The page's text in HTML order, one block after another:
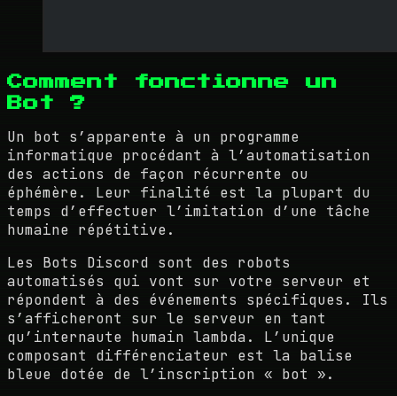
Comment fonctionne un
Bot ?
Un bot s’apparente à un programme
informatique procédant à l’automatisation
des actions de façon récurrente ou
éphémère. Leur finalité est la plupart du
temps d’effectuer l’imitation d’une tâche
humaine répétitive.
Les Bots Discord sont des robots
automatisés qui vont sur votre serveur et
répondent à des événements spécifiques. Ils
s’afficheront sur le serveur en tant
qu’internaute humain lambda. L’unique
composant différenciateur est la balise
bleue dotée de l’inscription « bot ».